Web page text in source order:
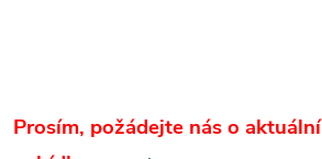
Prosím, požádejte nás o